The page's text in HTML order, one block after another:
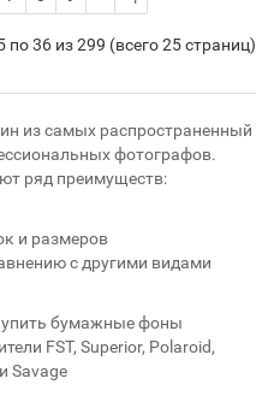
по 36 из 299 (всего 25 страниц)
из самых распространенный
фотографов.
ряд преимуществ:
и размеров
с другими видами
бумажные фоны
FST, Superior, Polaroid,
Savage